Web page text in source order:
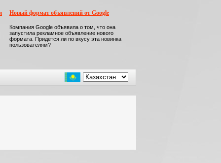
Новый формат объявлений от Google
Компания Google объявила о том, что она
запустила рекламное объявление нового
формата. Придется ли по вкусу эта новинка
пользователям?